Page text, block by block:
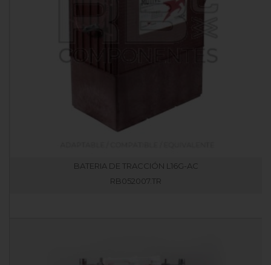
BATERIA DE TRACCIÓN L16G-AC
RB052007.TR